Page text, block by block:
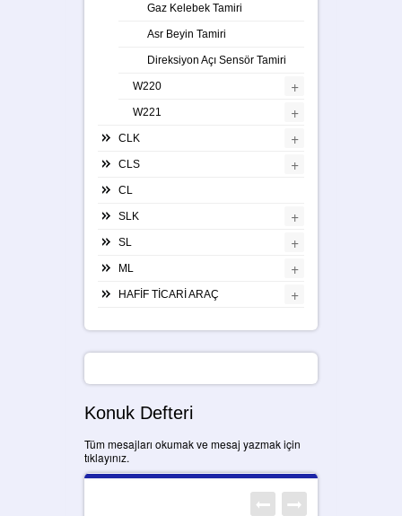
Gaz Kelebek Tamiri
Asr Beyin Tamiri
Direksiyon Açı Sensör Tamiri
W220 +
W221 +
CLK +
CLS +
CL
SLK +
SL +
ML +
HAFİF TİCARİ ARAÇ +
Konuk Defteri
Tüm mesajları okumak ve mesaj yazmak için
tıklayınız.